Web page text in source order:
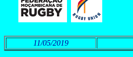
11/05/2019